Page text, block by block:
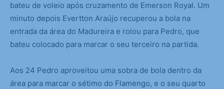
bateu de voleio após cruzamento de Emerson Royal. Um
minuto depois Evertton Araújo recuperou a bola na
entrada da área do Madureira e rolou para Pedro, que
bateu colocado para marcar o seu terceiro na partida.
Aos 24 Pedro aproveitou uma sobra de bola dentro da
área para marcar o sétimo do Flamengo, e o seu quarto